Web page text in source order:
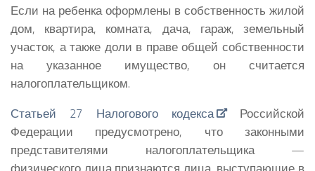
Если на ребенка оформлены в собственность жилой
дом, квартира, комната, дача, гараж, земельный
участок, а также доли в праве общей собственности
на указанное имущество, он считается
налогоплательщиком.
Статьей 27 Налогового кодекса
Российской
Федерации предусмотрено, что законными
представителями налогоплательщика —